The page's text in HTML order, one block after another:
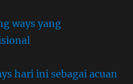
ways yang
hari ini sebagai acuan